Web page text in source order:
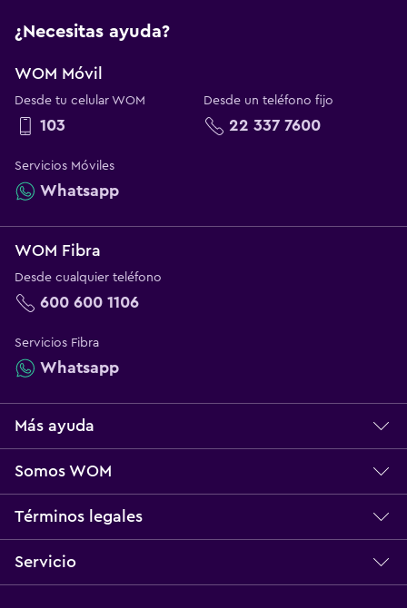
¿Necesitas ayuda?
WOM Móvil
Desde tu celular WOM
103
Desde un teléfono fijo
22 337 7600
Servicios Móviles
Whatsapp
WOM Fibra
Desde cualquier teléfono
600 600 1106
Servicios Fibra
Whatsapp
Más ayuda
Servicio técnico
Norma Multibanda
Reclamos
Somos WOM
Sobre WOM
Nuestros Valores
Trabaja con Nosotros
Términos legales
Bases Legales
Términos y Condiciones
Servicio